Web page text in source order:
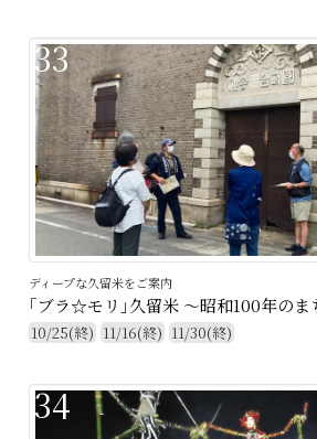
33
ディープな久留米をご案内
｢ブラ☆モリ｣久留米 〜昭和100年のま
10/25(終) 11/16(終) 11/30(終)
34